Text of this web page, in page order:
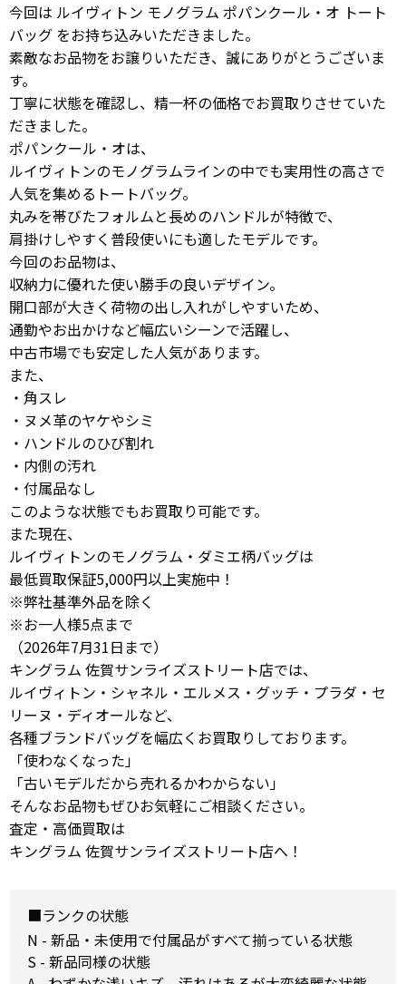
今回は ルイヴィトン モノグラム ポパンクール・オ トート
バッグ をお持ち込みいただきました。
素敵なお品物をお譲りいただき、誠にありがとうございま
す。
丁寧に状態を確認し、精一杯の価格でお買取りさせていた
だきました。
ポパンクール・オは、
ルイヴィトンのモノグラムラインの中でも実用性の高さで
人気を集めるトートバッグ。
丸みを帯びたフォルムと長めのハンドルが特徴で、
肩掛けしやすく普段使いにも適したモデルです。
今回のお品物は、
収納力に優れた使い勝手の良いデザイン。
開口部が大きく荷物の出し入れがしやすいため、
通勤やお出かけなど幅広いシーンで活躍し、
中古市場でも安定した人気があります。
また、
・角スレ
・ヌメ革のヤケやシミ
・ハンドルのひび割れ
・内側の汚れ
・付属品なし
このような状態でもお買取り可能です。
また現在、
ルイヴィトンのモノグラム・ダミエ柄バッグは
最低買取保証5,000円以上実施中！
※弊社基準外品を除く
※お一人様5点まで
（2026年7月31日まで）
キングラム 佐賀サンライズストリート店では、
ルイヴィトン・シャネル・エルメス・グッチ・プラダ・セ
リーヌ・ディオールなど、
各種ブランドバッグを幅広くお買取りしております。
「使わなくなった」
「古いモデルだから売れるかわからない」
そんなお品物もぜひお気軽にご相談ください。
査定・高価買取は
キングラム 佐賀サンライズストリート店へ！
■ランクの状態
N - 新品・未使用で付属品がすべて揃っている状態
S - 新品同様の状態